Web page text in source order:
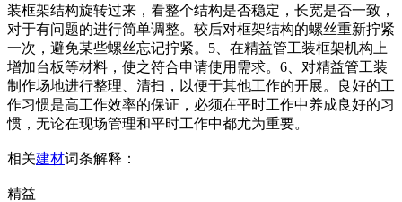
装框架结构旋转过来，看整个结构是否稳定，长宽是否一致，
对于有问题的进行简单调整。较后对框架结构的螺丝重新拧紧
一次，避免某些螺丝忘记拧紧。5、在精益管工装框架机构上
增加台板等材料，使之符合申请使用需求。6、对精益管工装
制作场地进行整理、清扫，以便于其他工作的开展。良好的工
作习惯是高工作效率的保证，必须在平时工作中养成良好的习
惯，无论在现场管理和平时工作中都尤为重要。
相关建材词条解释：
精益